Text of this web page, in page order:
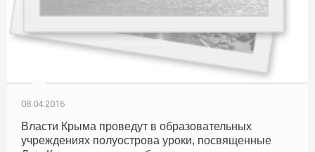
08.04.2016
Власти Крыма проведут в образовательных
учреждениях полуострова уроки, посвященные